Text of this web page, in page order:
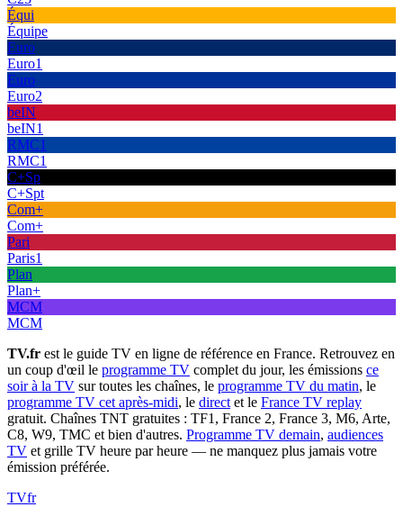
Équi
Équipe
Euro
Euro1
Euro
Euro2
beIN
beIN1
RMC1
RMC1
C+Sp
C+Spt
Com+
Com+
Pari
Paris1
Plan
Plan+
MCM
MCM
TV.fr est le guide TV en ligne de référence en France. Retrouvez en
un coup d'œil le programme TV complet du jour, les émissions ce
soir à la TV sur toutes les chaînes, le programme TV du matin, le
programme TV cet après-midi, le direct et le France TV replay
gratuit. Chaînes TNT gratuites : TF1, France 2, France 3, M6, Arte,
C8, W9, TMC et bien d'autres. Programme TV demain, audiences
TV et grille TV heure par heure — ne manquez plus jamais votre
émission préférée.
TVfr